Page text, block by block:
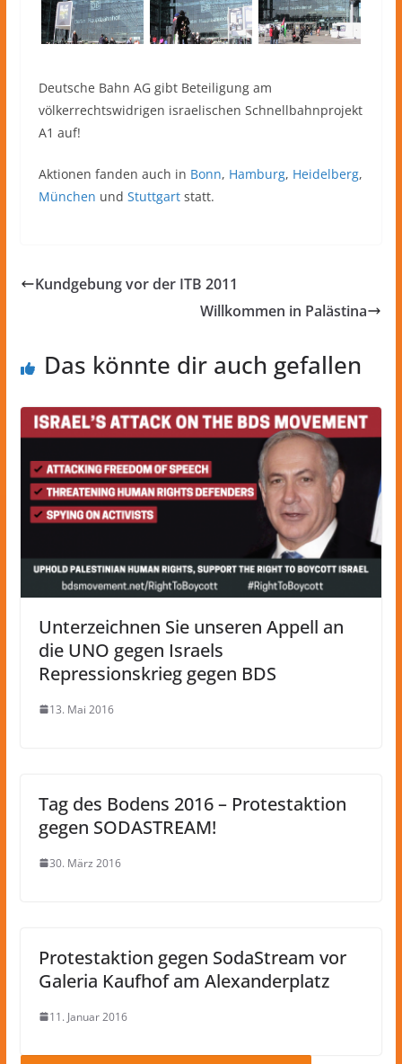
Deutsche Bahn AG gibt Beteiligung am
völkerrechtswidrigen israelischen Schnellbahnprojekt
A1 auf!
Aktionen fanden auch in Bonn, Hamburg, Heidelberg,
München und Stuttgartstatt.
Kundgebung vor der ITB 2011
Willkommen in Palästina
Das könnte dir auch gefallen
Unterzeichnen Sie unseren Appell an
die UNO gegen Israels
Repressionskrieg gegen BDS
13. Mai 2016
Tag des Bodens 2016 – Protestaktion
gegen SODASTREAM!
30. März 2016
Protestaktion gegen SodaStream vor
Galeria Kaufhof am Alexanderplatz
11. Januar 2016